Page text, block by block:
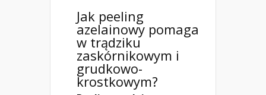
Jak peeling
azelainowy pomaga
w trądziku
zaskórnikowym i
grudkowo-
krostkowym?